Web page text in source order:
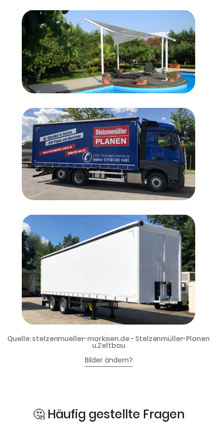
Quelle: stelzenmueller-markisen.de - Stelzenmüller-Planen
u.Zeltbau
Bilder ändern?
🤔 Häufig gestellte Fragen